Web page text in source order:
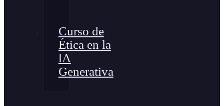
Curso de
Ética en la
lA
Generativa